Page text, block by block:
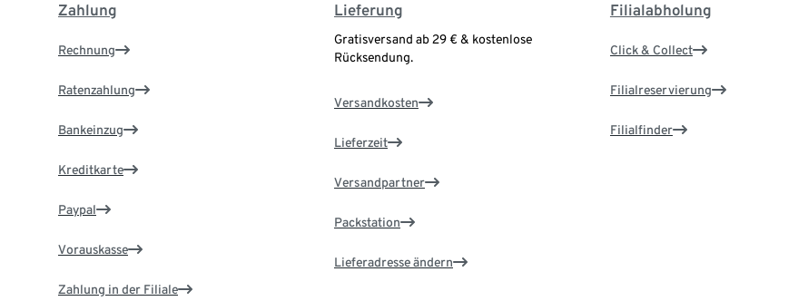
Zahlung
Rechnung
Ratenzahlung
Bankeinzug
Kreditkarte
Paypal
Vorauskasse
Zahlung in der Filiale
Lieferung
Gratisversand ab 29 € & kostenlose
Rücksendung.
Versandkosten
Lieferzeit
Versandpartner
Packstation
Lieferadresse ändern
Filialabholung
Click & Collect
Filialreservierung
Filialfinder